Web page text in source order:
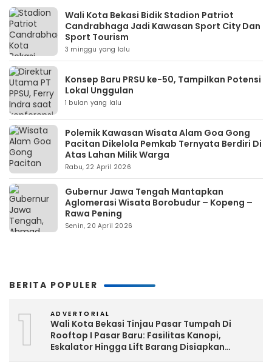
Wali Kota Bekasi Bidik Stadion Patriot
Candrabhaga Jadi Kawasan Sport City Dan
Sport Tourism
3 minggu yang lalu
Konsep Baru PRSU ke-50, Tampilkan Potensi
Lokal Unggulan
1 bulan yang lalu
Polemik Kawasan Wisata Alam Goa Gong
Pacitan Dikelola Pemkab Ternyata Berdiri Di
Atas Lahan Milik Warga
Rabu, 22 April 2026
Gubernur Jawa Tengah Mantapkan
Aglomerasi Wisata Borobudur – Kopeng –
Rawa Pening
Senin, 20 April 2026
BERITA POPULER
1 ADVERTORIAL
Wali Kota Bekasi Tinjau Pasar Tumpah Di
Rooftop I Pasar Baru: Fasilitas Kanopi,
Eskalator Hingga Lift Barang Disiapkan